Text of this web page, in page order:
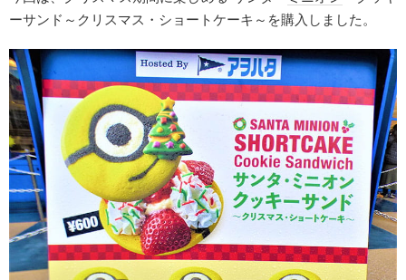
ーサンド～クリスマス・ショートケーキ～を購入しました。